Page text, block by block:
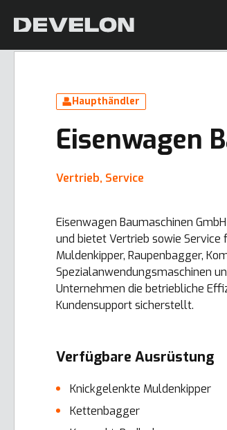
Haupthändler
Eisenwagen
Vertrieb, Service
Eisenwagen Baumaschinen
und bietet Vertrieb sowie
Muldenkipper, Raupenbagger,
Spezialanwendungsmaschinen
Unternehmen die betriebliche
Kundensupport sicherstellt.
Verfügbare Ausrüstung
Knickgelenkte Muldenkipper
Kettenbagger